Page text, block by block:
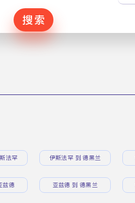
搜索
法罕 伊斯法罕 到 德黑兰
兹德 亚兹德 到 德黑兰